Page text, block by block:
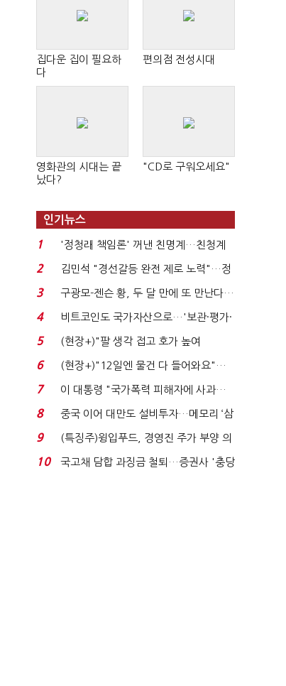
집다운 집이 필요하
다
편의점 전성시대
영화관의 시대는 끝
났다?
"CD로 구워오세요"
인기뉴스
1
'정청래 책임론' 꺼낸 친명계…친청계
는 추가투표 때리기...
2
김민석 "경선갈등 완전 제로 노력"…정
청래 "반명 공세 사...
3
구광모-젠슨 황, 두 달 만에 또 만난다…
로봇·AI 등 논...
4
비트코인도 국가자산으로…'보관·평가·
처분' 기준은 ...
5
(현장+)"팔 생각 접고 호가 높여
요"…'덜 똘똘한 한 채' 20...
6
(현장+)"12일엔 물건 다 들어와요"…
빈 매대 채우며 문 연 ...
7
이 대통령 "국가폭력 피해자에 사과…
적극적 조사로 진...
8
중국 이어 대만도 설비투자…메모리 ‘삼
국전쟁’
9
(특징주)윙입푸드, 경영진 주가 부양 의
지에 상한가...
10
국고채 담합 과징금 철퇴…증권사 '충당